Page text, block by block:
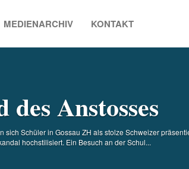
MEDIENARCHIV KONTAKT
des Anstosses
Schüler in Gossau ZH als stolze Schweizer
hochstilisiert. Ein Besuch an der Schul...